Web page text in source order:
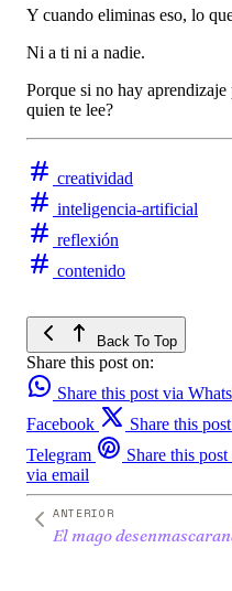
Y cuando eliminas eso, lo
Ni a ti ni a nadie.
Porque si no hay
quien te lee?
creatividad
inteligencia-artificial
reflexión
contenido
Back To Top
Share this post on:
Share this post via
Facebook
Share this
Telegram
Share this
via email
ANTERIOR
El mago